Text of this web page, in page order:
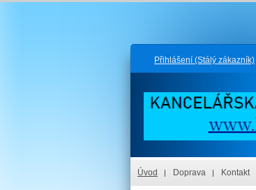
Přihlášení (Stálý zákazník)
Úvod Doprava Kontakt